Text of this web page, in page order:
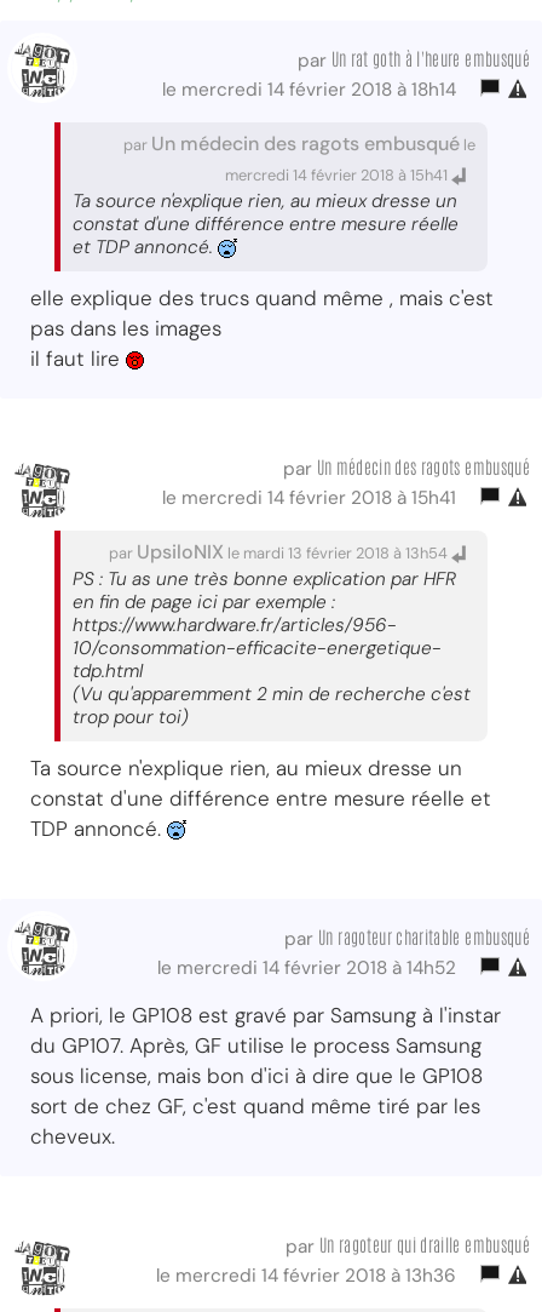
par Un rat goth à l'heure embusqué
le mercredi 14 février 2018 à 18h14
par Un médecin des ragots embusqué le
mercredi 14 février 2018 à 15h41
Ta source n'explique rien, au mieux dresse un
constat d'une différence entre mesure réelle
et TDP annoncé.
elle explique des trucs quand même , mais c'est
pas dans les images
il faut lire
par Un médecin des ragots embusqué
le mercredi 14 février 2018 à 15h41
par UpsiloNIX le mardi 13 février 2018 à 13h54
PS : Tu as une très bonne explication par HFR
en fin de page ici par exemple :
https://www.hardware.fr/articles/956-
10/consommation-efficacite-energetique-
tdp.html
(Vu qu'apparemment 2 min de recherche c'est
trop pour toi)
Ta source n'explique rien, au mieux dresse un
constat d'une différence entre mesure réelle et
TDP annoncé.
par Un ragoteur charitable embusqué
le mercredi 14 février 2018 à 14h52
A priori, le GP108 est gravé par Samsung à l'instar
du GP107. Après, GF utilise le process Samsung
sous license, mais bon d'ici à dire que le GP108
sort de chez GF, c'est quand même tiré par les
cheveux.
par Un ragoteur qui draille embusqué
le mercredi 14 février 2018 à 13h36